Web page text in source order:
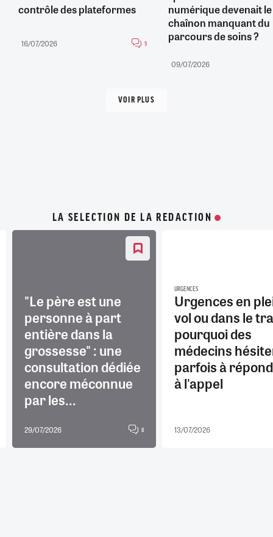
contrôle des plateformes
16/07/2026 5
numérique devenait le
chaînon manquant du
parcours de soins ?
09/07/2026
VOIR PLUS
LA SELECTION DE LA REDACTION
"Le père est une
personne à part
entière dans la
grossesse" : une
consultation dédiée
encore méconnue
par les...
29/07/2026 8
URGENCES
Urgences en
vol ou dans le
pourquoi des
médecins
parfois à
à l'appel
13/07/2026